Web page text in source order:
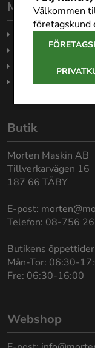
Välkommen
företagskund
Morten
Köpvillkor
Företagsleasing
Om oss
Butik
Morten Maskin AB
Tillverkarvägen 16
187 66 TÄBY
E-post:
Telefon: 08-756
Butikens
Mån-Tor: 06:30-
Fre: 06:30-16:00
Webshop